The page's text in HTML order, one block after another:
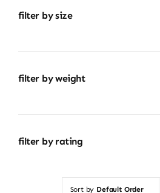
filter by size
filter by weight
filter by rating
Sort by Default Order